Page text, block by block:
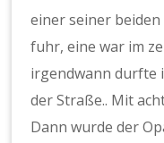
einer seiner
fuhr, eine war im
irgendwann durfte
der Straße.. Mit
Dann wurde der